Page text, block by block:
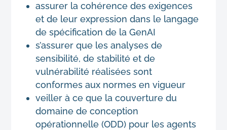
assurer la cohérence des exigences
et de leur expression dans le langage
de spécification de la GenAI
s’assurer que les analyses de
sensibilité, de stabilité et de
vulnérabilité réalisées sont
conformes aux normes en vigueur
veiller à ce que la couverture du
domaine de conception
opérationnelle (ODD) pour les agents